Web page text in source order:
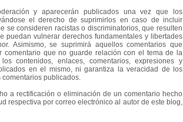
y aparecerán publicados una vez que los
el derecho de suprimirlos en caso de incluir
se consideren racistas o discriminatorios, que resulten
puedan vulnerar derechos fundamentales y libertades
Asimismo, se suprimirá aquellos comentarios que
comentario que no guarde relación con el tema de la
contenidos, enlaces, comentarios, expresiones y
en el mismo, ni garantiza la veracidad de los
publicados.
a rectificación o eliminación de un comentario hecho
respectiva por correo electrónico al autor de este blog,